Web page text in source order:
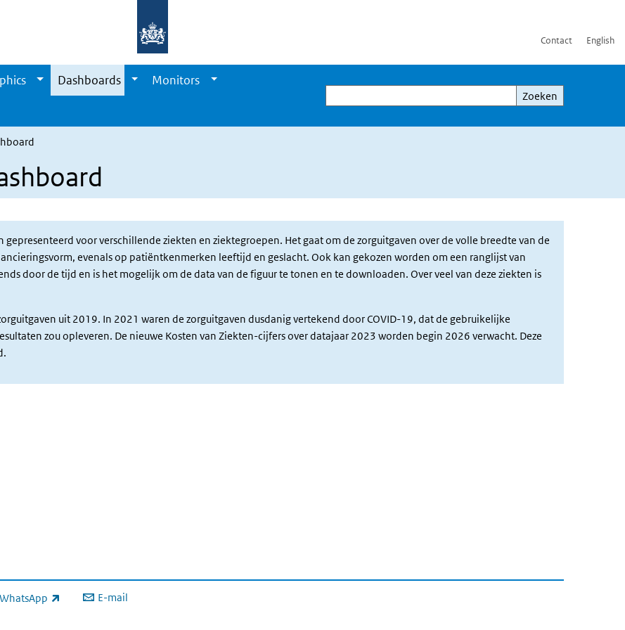
Contact English
Dashboards
Monitors
Zoeken
Zoeken
voor verschillende ziekten en ziektegroepen. Het gaat om de zorguitgaven over de volle breedte van de
evenals op patiëntkenmerken leeftijd en geslacht. Ook kan gekozen worden om een ranglijst van
door de tijd en is het mogelijk om de data van de figuur te tonen en te downloaden. Over veel van deze ziekten is
uit 2019. In 2021 waren de zorguitgaven dusdanig vertekend door COVID-19, dat de gebruikelijke
zou opleveren. De nieuwe Kosten van Ziekten-cijfers over datajaar 2023 worden begin 2026 verwacht. Deze
WhatsApp
link) E-mail